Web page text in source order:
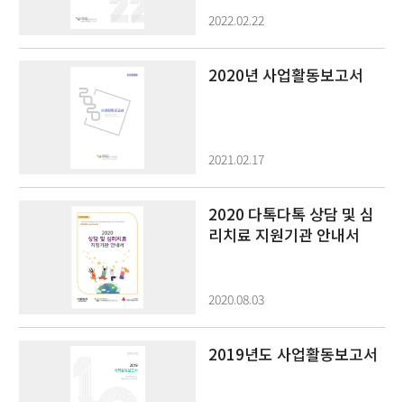
2022.02.22
2020년 사업활동보고서
2021.02.17
2020 다톡다톡 상담 및 심
리치료 지원기관 안내서
2020.08.03
2019년도 사업활동보고서